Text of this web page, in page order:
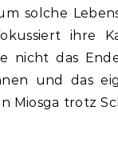
solche
ihre
nicht das
und das
Miosga trotz